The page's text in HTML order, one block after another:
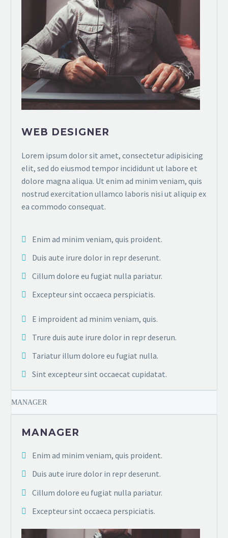
WEB DESIGNER
Lorem ipsum dolor sit amet, consectetur adipisicing
elit, sed do eiusmod tempor incididunt ut labore et
dolore magna aliqua. Ut enim ad minim veniam, quis
nostrud exercitation ullamco laboris nisi ut aliquip ex
ea commodo consequat.
Enim ad minim veniam, quis proident.
Duis aute irure dolor in repr deserunt.
Cillum dolore eu fugiat nulla pariatur.
Excepteur sint occaeca perspiciatis.
E improident ad minim veniam, quis.
Trure duis aute irure dolor in repr deserun.
Tariatur illum dolore eu fugiat nulla.
Sint excepteur sint occaecat cupidatat.
MANAGER
MANAGER
Enim ad minim veniam, quis proident.
Duis aute irure dolor in repr deserunt.
Cillum dolore eu fugiat nulla pariatur.
Excepteur sint occaeca perspiciatis.